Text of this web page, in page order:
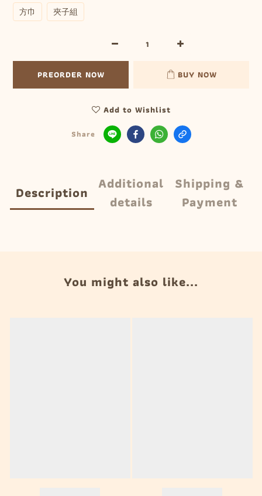
方巾
夾子組
PREORDER NOW BUY NOW
Add to Wishlist
Share
Description Additional
details
Shipping &
Payment
You might also like...